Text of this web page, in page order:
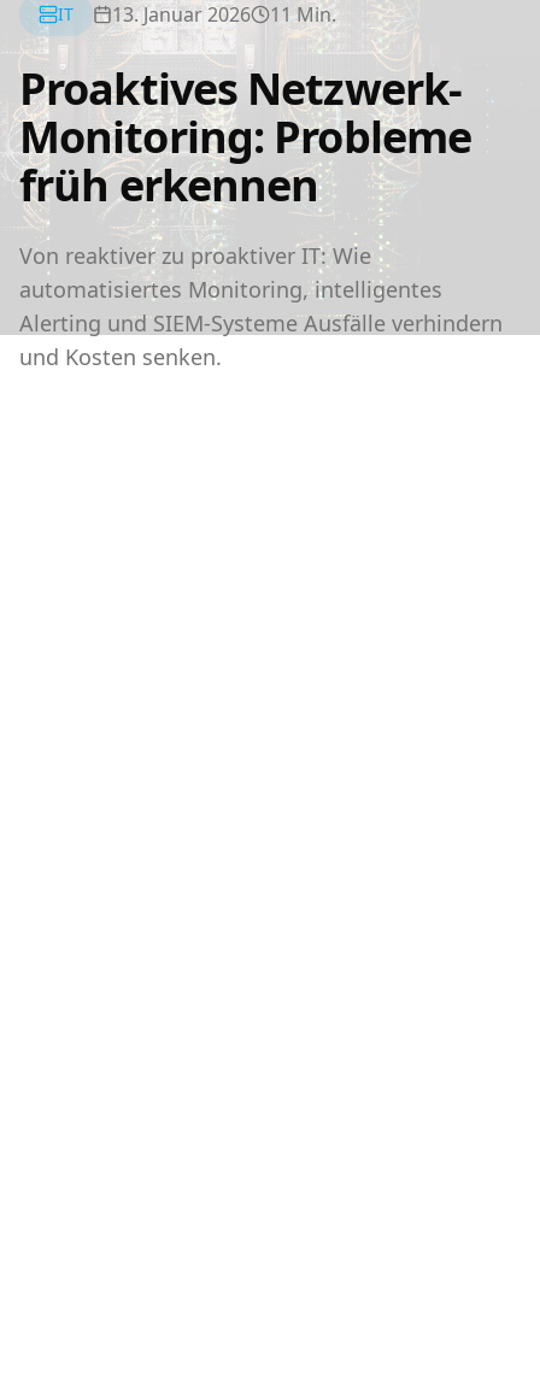
IT 13. Januar 2026 11 Min.
Proaktives Netzwerk-
Monitoring: Probleme
früh erkennen
Von reaktiver zu proaktiver IT: Wie
automatisiertes Monitoring, intelligentes
Alerting und SIEM-Systeme Ausfälle verhindern
und Kosten senken.